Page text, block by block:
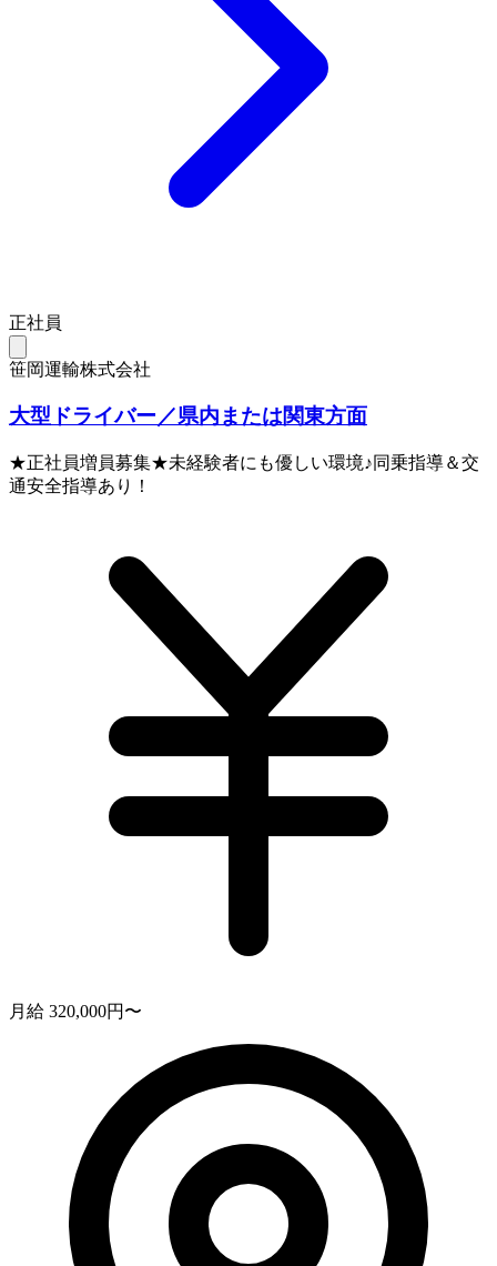
正社員
笹岡運輸株式会社
大型ドライバー／県内または関東方面
★正社員増員募集★未経験者にも優しい環境♪同乗指導＆交
通安全指導あり！
月給 320,000円〜